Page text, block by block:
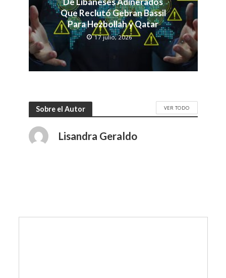
Que Reclutó Gebran Bassil
Para Hezbollah y Qatar
17 julio, 2026
Sobre el Autor VER TODO
Lisandra Geraldo